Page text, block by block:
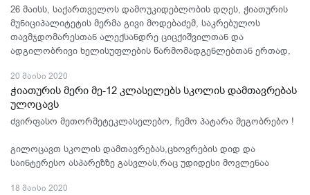
26 მაისს, საქართველოს დამოუკიდებლობის დღეს, ჭიათურის
მუნიციპალიტეტის მერმა გივი მოდებაძემ, საკრებულოს
თავმჯდომარესთან ალექსანდრე ციცქიშვილთან და
ადგილობრივი ხელისუფლების წარმომადგენლებთან ერთად,
20 მაისი 2020
ჭიათურის მერი მე-12 კლასელებს სკოლის დამთავრებას
ულოცავს
ძვირფასო მეთორმეტეკლასელებო, ჩემო პატარა მეგობრებო !
გილოცავთ სკოლის დამთავრებას,ცხოვრების დიდ და
საინტერესო ასპარეზზე გასვლას,რაც უდიდესი მოვლენაა
18 მაისი 2020